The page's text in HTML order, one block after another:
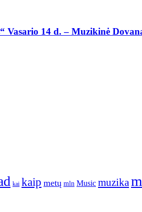
14 d. – Muzikinė
kai kaip metų mln Music muzika